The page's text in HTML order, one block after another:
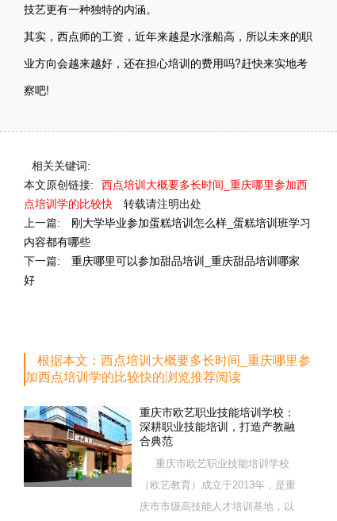
技艺更有一种独特的内涵。
其实，西点师的工资，近年来越是水涨船高，所以未来的职
业方向会越来越好，还在担心培训的费用吗?赶快来实地考
察吧!
相关关键词:
本文原创链接:
西点培训大概要多长时间_重庆哪里参加西
点培训学的比较快
转载请注明出处
上一篇:
刚大学毕业参加蛋糕培训怎么样_蛋糕培训班学习
内容都有哪些
下一篇:
重庆哪里可以参加甜品培训_重庆甜品培训哪家
好
根据本文：西点培训大概要多长时间_重庆哪里参
加西点培训学的比较快的浏览推荐阅读
重庆市欧艺职业技能培训学校：
深耕职业技能培训，打造产教融
合典范
重庆市欧艺职业技能培训学校
（欧艺教育）成立于2013年，是重
庆市市级高技能人才培训基地，以